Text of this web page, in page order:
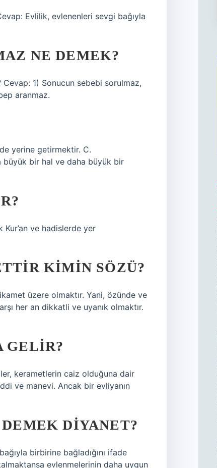
Evlilik, evlenenleri sevgi bağıyla
NE DEMEK?
Cevap: 1) Sonucun sebebi sorulmaz,
aranmaz.
yerine getirmektir. C.
büyük bir hal ve daha büyük bir
ve hadislerde yer
KIMIN SÖZÜ?
üzere olmaktır. Yani, özünde ve
her an dikkatli ve uyanık olmaktır.
GELIR?
kerametlerin caiz olduğuna dair
ve manevi. Ancak bir evliyanın
DIYANET?
birbirine bağladığını ifade
evlenmelerinin daha uygun